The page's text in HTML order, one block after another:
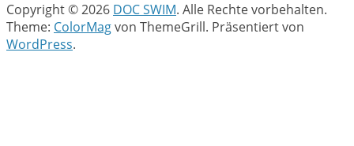
Copyright © 2026 DOC SWIM. Alle Rechte vorbehalten.
Theme: ColorMagvon ThemeGrill. Präsentiert von
WordPress.